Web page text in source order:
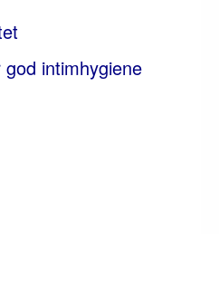
intimhygiene